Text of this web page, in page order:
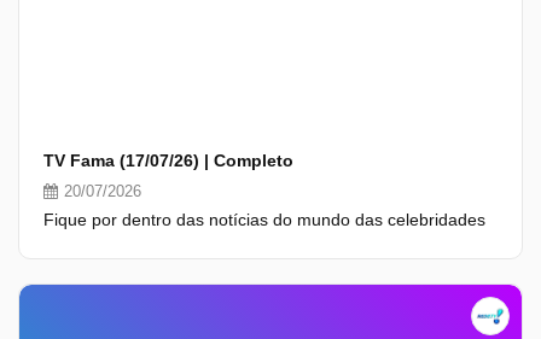
TV Fama (17/07/26) | Completo
20/07/2026
Fique por dentro das notícias do mundo das celebridades